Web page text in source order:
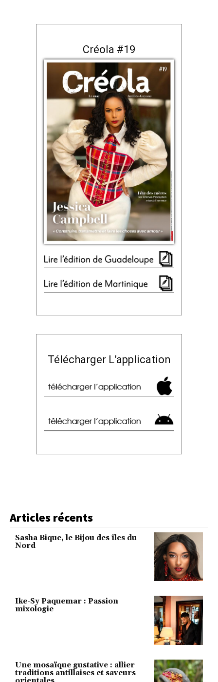
Créola #19
Télécharger L’application
Articles récents
Sasha Bique, le Bijou des îles du
Nord
Ike-Sy Paquemar : Passion
mixologie
Une mosaïque gustative : allier
traditions antillaises et saveurs